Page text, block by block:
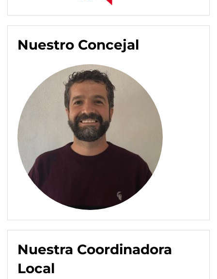
Nuestro Concejal
Nuestra Coordinadora
Local